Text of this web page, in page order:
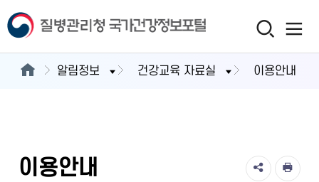
알림정보 건강교육 자료실 이용안내
이용안내